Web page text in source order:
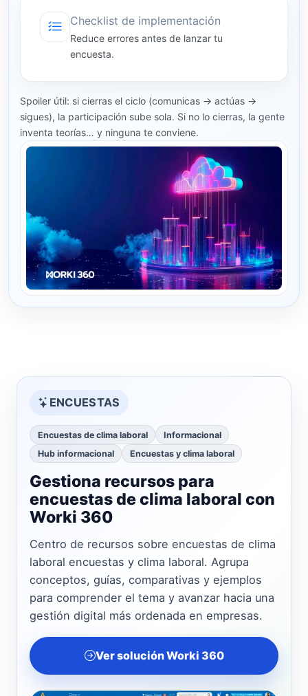
Checklist de implementación
Reduce errores antes de lanzar tu
encuesta.
Spoiler útil: si cierras el ciclo (comunicas → actúas →
sigues), la participación sube sola. Si no lo cierras, la gente
inventa teorías… y ninguna te conviene.
ENCUESTAS
Encuestas de clima laboral
Informacional
Hub informacional
Encuestas y clima laboral
Gestiona recursos para
encuestas de clima laboral con
Worki 360
Centro de recursos sobre encuestas de clima
laboral encuestas y clima laboral. Agrupa
conceptos, guías, comparativas y ejemplos
para comprender el tema y avanzar hacia una
gestión digital más ordenada en empresas.
Ver solución Worki 360